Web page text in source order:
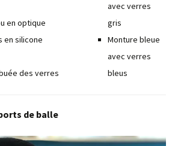
en optique
en silicone
des verres
avec verres
gris
Monture bleue
avec verres
bleus
de balle